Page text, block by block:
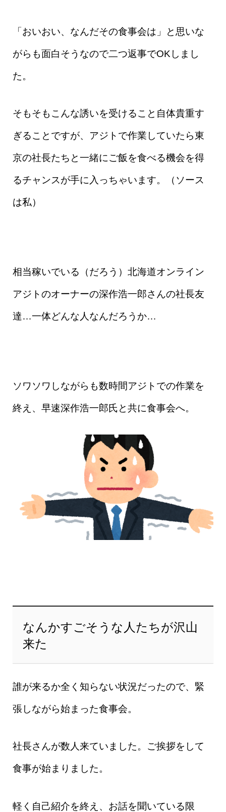
「おいおい、なんだその食事会は」と思いな
がらも面白そうなので二つ返事でOKしまし
た。
そもそもこんな誘いを受けること自体貴重す
ぎることですが、アジトで作業していたら東
京の社長たちと一緒にご飯を食べる機会を得
るチャンスが手に入っちゃいます。（ソース
は私）
相当稼いでいる（だろう）北海道オンライン
アジトのオーナーの深作浩一郎さんの社長友
達…一体どんな人なんだろうか…
ソワソワしながらも数時間アジトでの作業を
終え、早速深作浩一郎氏と共に食事会へ。
なんかすごそうな人たちが沢山
来た
誰が来るか全く知らない状況だったので、緊
張しながら始まった食事会。
社長さんが数人来ていました。ご挨拶をして
食事が始まりました。
軽く自己紹介を終え、お話を聞いている限